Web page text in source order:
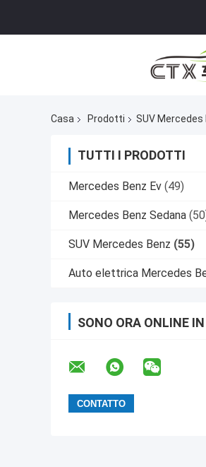
Casa Prodotti SUV Mercedes
TUTTI I PRODOTTI
Mercedes Benz Ev (49)
Mercedes Benz Sedana
SUV Mercedes Benz (55)
Auto elettrica Mercedes
SONO ORA ONLINE